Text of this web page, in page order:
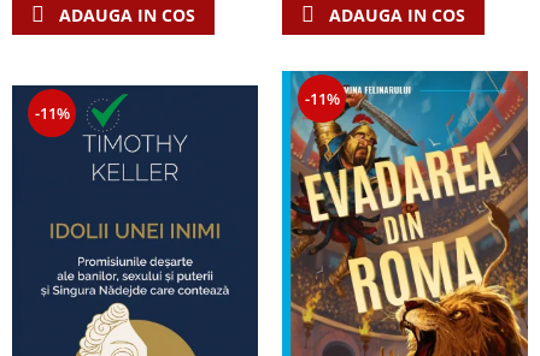
ADAUGA IN COS ADAUGA IN COS
-11%
-11%